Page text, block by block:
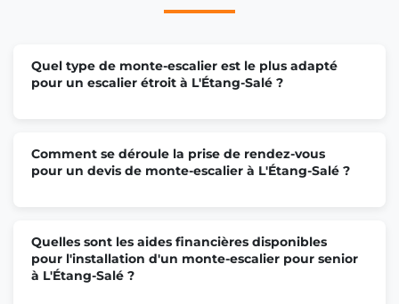
Quel type de monte-escalier est le plus adapté
pour un escalier étroit à L'Étang-Salé ?
Comment se déroule la prise de rendez-vous
pour un devis de monte-escalier à L'Étang-Salé ?
Quelles sont les aides financières disponibles
pour l'installation d'un monte-escalier pour senior
à L'Étang-Salé ?